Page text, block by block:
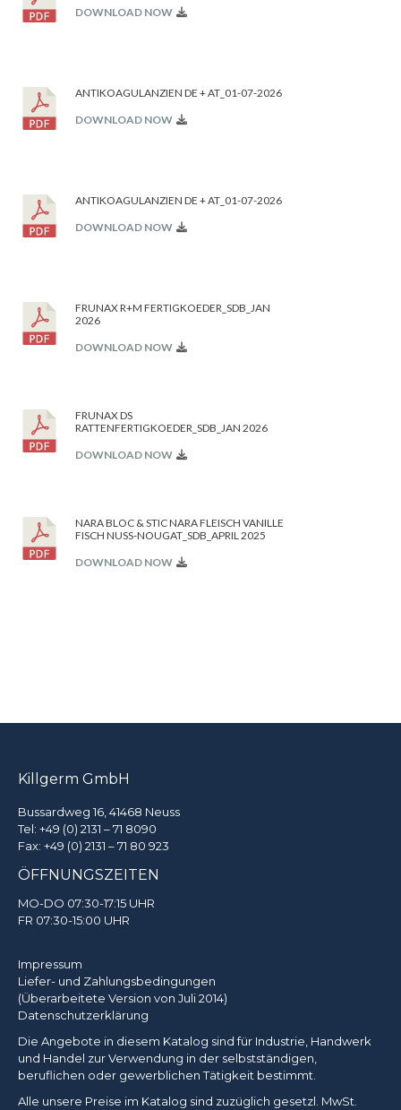
DOWNLOAD NOW
ANTIKOAGULANZIEN DE + AT_01-07-2026
DOWNLOAD NOW
ANTIKOAGULANZIEN DE + AT_01-07-2026
DOWNLOAD NOW
FRUNAX R+M FERTIGKOEDER_SDB_JAN
2026
DOWNLOAD NOW
FRUNAX DS
RATTENFERTIGKOEDER_SDB_JAN 2026
DOWNLOAD NOW
NARA BLOC & STIC NARA FLEISCH VANILLE
FISCH NUSS-NOUGAT_SDB_APRIL 2025
DOWNLOAD NOW
Killgerm GmbH
Bussardweg 16, 41468 Neuss
Tel: +49 (0) 2131 – 71 8090
Fax: +49 (0) 2131 – 71 80 923
ÖFFNUNGSZEITEN
MO-DO 07:30-17:15 UHR
FR 07:30-15:00 UHR
Impressum
Liefer- und Zahlungsbedingungen
(Überarbeitete Version von Juli 2014)
Datenschutzerklärung
Die Angebote in diesem Katalog sind für Industrie, Handwerk
und Handel zur Verwendung in der selbstständigen,
beruflichen oder gewerblichen Tätigkeit bestimmt.
Alle unsere Preise im Katalog sind zuzüglich gesetzl. MwSt.